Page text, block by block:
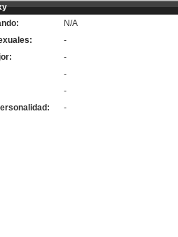
N/A
-
-
-
-
-